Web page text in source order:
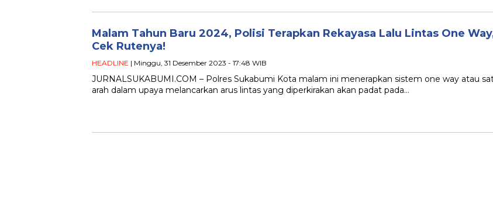
Malam Tahun Baru 2024, Polisi Terapkan Rekayasa Lalu Lintas One
Cek Rutenya!
HEADLINE | Minggu, 31 Desember 2023 - 17:48 WIB
JURNALSUKABUMI.COM – Polres Sukabumi Kota malam ini menerapkan sistem one way atau
arah dalam upaya melancarkan arus lintas yang diperkirakan akan padat pada…